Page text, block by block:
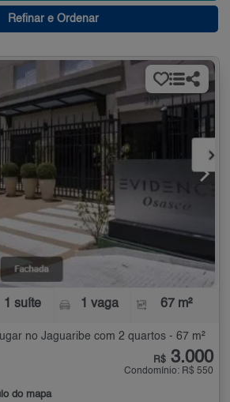
Refinar e Ordenar
1 suíte 1 vaga 67 m²
no Jaguaribe com 2 quartos - 67 m²
do mapa
R$ 3.000
Condomínio: R$ 550